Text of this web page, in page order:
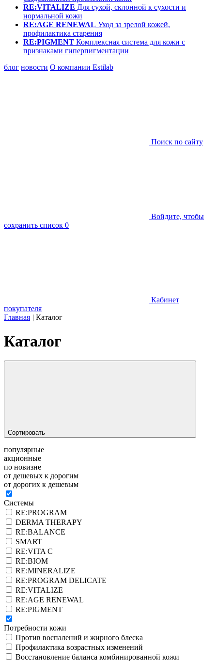
RE:VITALIZE Для сухой, склонной к сухости и
нормальной кожи
RE:AGE RENEWAL Уход за зрелой кожей,
профилактика старения
RE:PIGMENT Комплексная система для кожи с
признаками гиперпигментации
блог новости О компании Estilab
Поиск по сайту
Войдите, чтобы
сохранить список 0
Кабинет
покупателя
Главная | Каталог
Каталог
Сортировать
популярные
акционные
по новизне
от дешевых к дорогим
от дорогих к дешевым
Системы
RE:PROGRAM
DERMA THERAPY
RE:BALANCE
SMART
RE:VITA C
RE:BIOM
RE:MINERALIZE
RE:PROGRAM DELICATE
RE:VITALIZE
RE:AGE RENEWAL
RE:PIGMENT
Потребности кожи
Против воспалений и жирного блеска
Профилактика возрастных изменений
Восстановление баланса комбинированной кожи